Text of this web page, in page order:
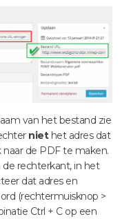
van het bestand zie
niethet adres dat
de PDF te maken.
de rechterkant, in het
dat adres en
(rechtermuisknop >
Ctrl + C op een